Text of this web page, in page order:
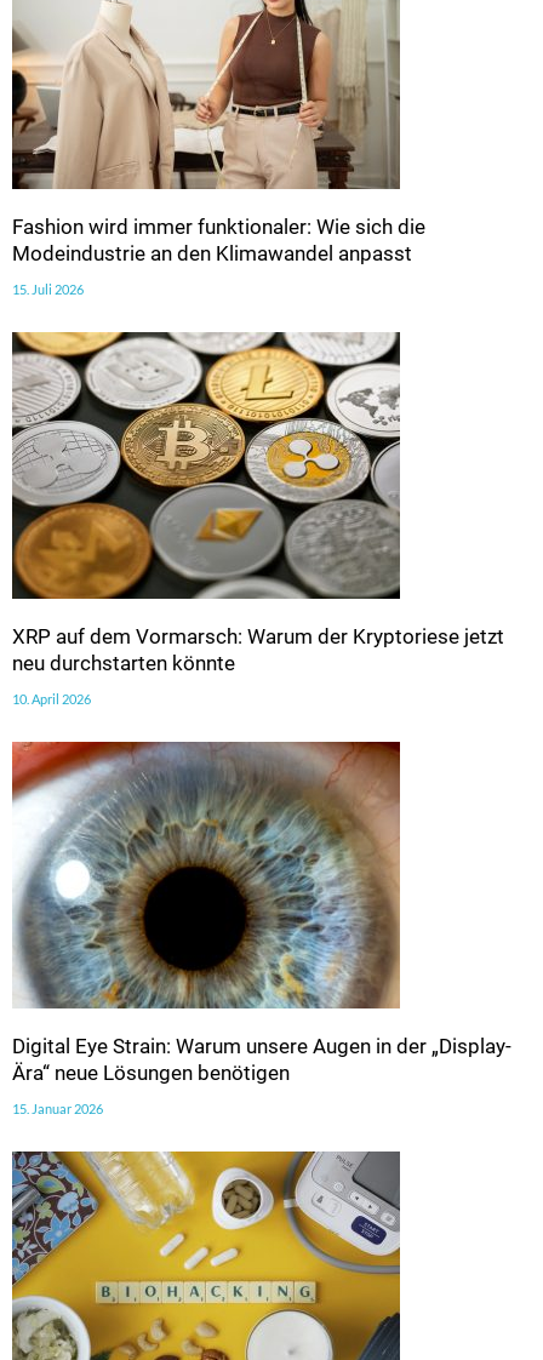
Fashion wird immer funktionaler: Wie sich die
Modeindustrie an den Klimawandel anpasst
15. Juli 2026
XRP auf dem Vormarsch: Warum der Kryptoriese jetzt
neu durchstarten könnte
10. April 2026
Digital Eye Strain: Warum unsere Augen in der „Display-
Ära“ neue Lösungen benötigen
15. Januar 2026